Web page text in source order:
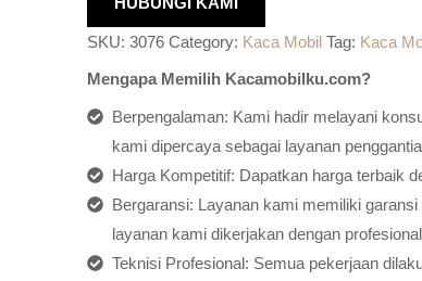
SKU:3076 Category: Kaca Mobil Tag: Kaca
Mengapa Memilih Kacamobilku.com?
Berpengalaman: Kami hadir melayani
kami dipercaya sebagai layanan
Harga Kompetitif: Dapatkan harga terbaik
Bergaransi: Layanan kami memiliki
layanan kami dikerjakan dengan
Teknisi Profesional: Semua pekerjaan